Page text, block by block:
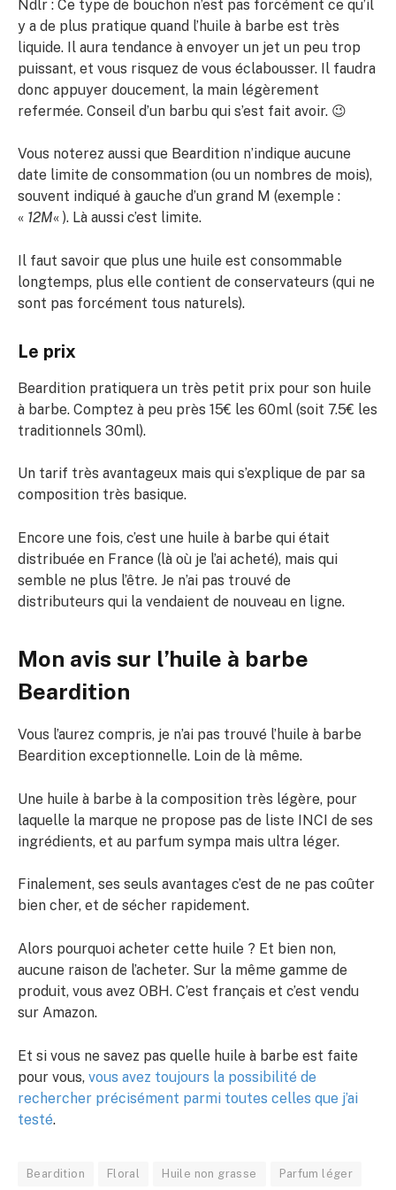
Ndlr : Ce type de bouchon n’est pas forcément ce qu’il
y a de plus pratique quand l’huile à barbe est très
liquide. Il aura tendance à envoyer un jet un peu trop
puissant, et vous risquez de vous éclabousser. Il faudra
donc appuyer doucement, la main légèrement
refermée. Conseil d’un barbu qui s’est fait avoir. 😉
Vous noterez aussi que Beardition n’indique aucune
date limite de consommation (ou un nombres de mois),
souvent indiqué à gauche d’un grand M (exemple :
« 12M« ). Là aussi c’est limite.
Il faut savoir que plus une huile est consommable
longtemps, plus elle contient de conservateurs (qui ne
sont pas forcément tous naturels).
Le prix
Beardition pratiquera un très petit prix pour son huile
à barbe. Comptez à peu près 15€ les 60ml (soit 7.5€ les
traditionnels 30ml).
Un tarif très avantageux mais qui s’explique de par sa
composition très basique.
Encore une fois, c’est une huile à barbe qui était
distribuée en France (là où je l’ai acheté), mais qui
semble ne plus l’être. Je n’ai pas trouvé de
distributeurs qui la vendaient de nouveau en ligne.
Mon avis sur l’huile à barbe
Beardition
Vous l’aurez compris, je n’ai pas trouvé l’huile à barbe
Beardition exceptionnelle. Loin de là même.
Une huile à barbe à la composition très légère, pour
laquelle la marque ne propose pas de liste INCI de ses
ingrédients, et au parfum sympa mais ultra léger.
Finalement, ses seuls avantages c’est de ne pas coûter
bien cher, et de sécher rapidement.
Alors pourquoi acheter cette huile ? Et bien non,
aucune raison de l’acheter. Sur la même gamme de
produit, vous avez OBH. C’est français et c’est vendu
sur Amazon.
Et si vous ne savez pas quelle huile à barbe est faite
pour vous, vous avez toujours la possibilité de
rechercher précisément parmi toutes celles que j’ai
testé.
Beardition Floral Huile non grasse Parfum léger